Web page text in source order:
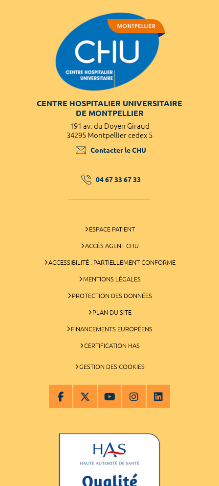
CENTRE HOSPITALIER UNIVERSITAIRE
DE MONTPELLIER
191 av. du Doyen Giraud
34295 Montpellier cedex 5
Contacter le CHU
04 67 33 67 33
ESPACE PATIENT
ACCÈS AGENT CHU
ACCESSIBILITÉ : PARTIELLEMENT CONFORME
MENTIONS LÉGALES
PROTECTION DES DONNÉES
PLAN DU SITE
FINANCEMENTS EUROPÉENS
CERTIFICATION HAS
GESTION DES COOKIES